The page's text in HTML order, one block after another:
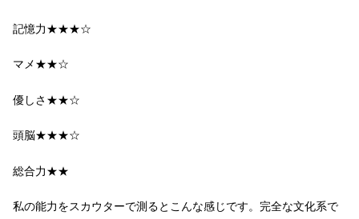
記憶力★★★☆
マメ★★☆
優しさ★★☆
頭脳★★★☆
総合力★★
私の能力をスカウターで測るとこんな感じです。完全な文化系で